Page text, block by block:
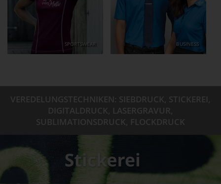
SPORTSWEAR BUSINESS
VEREDELUNGSTECHNIKEN: SIEBDRUCK, STICKEREI,
DIGITALDRUCK, LASERGRAVUR,
SUBLIMATIONSDRUCK, FLOCKDRUCK